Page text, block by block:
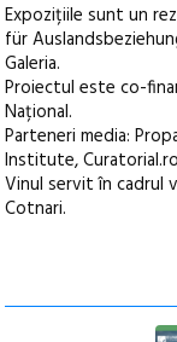
Expozițiile sunt un
für
Galeria.
Proiectul este co-
Național.
Parteneri media:
Institute, Curatorial.ro
Vinul servit în cadrul
Cotnari.